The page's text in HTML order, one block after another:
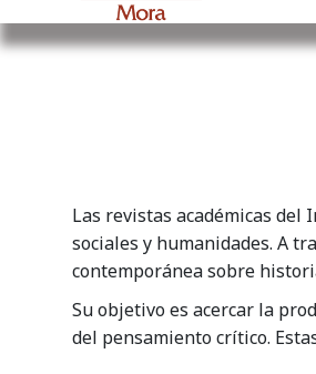
Las revistas académicas del
sociales y humanidades. A
contemporánea sobre
Su objetivo es acercar la
del pensamiento crítico.